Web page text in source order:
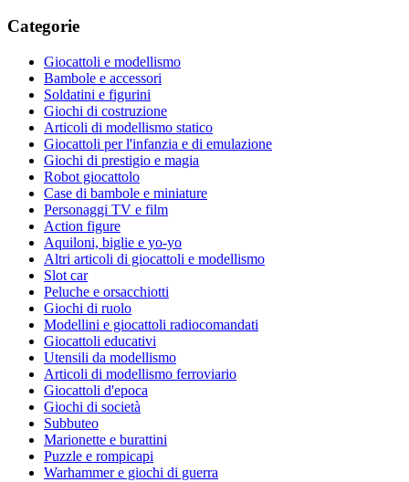
Categorie
Giocattoli e modellismo
Bambole e accessori
Soldatini e figurini
Giochi di costruzione
Articoli di modellismo statico
Giocattoli per l'infanzia e di emulazione
Giochi di prestigio e magia
Robot giocattolo
Case di bambole e miniature
Personaggi TV e film
Action figure
Aquiloni, biglie e yo-yo
Altri articoli di giocattoli e modellismo
Slot car
Peluche e orsacchiotti
Giochi di ruolo
Modellini e giocattoli radiocomandati
Giocattoli educativi
Utensili da modellismo
Articoli di modellismo ferroviario
Giocattoli d'epoca
Giochi di società
Subbuteo
Marionette e burattini
Puzzle e rompicapi
Warhammer e giochi di guerra